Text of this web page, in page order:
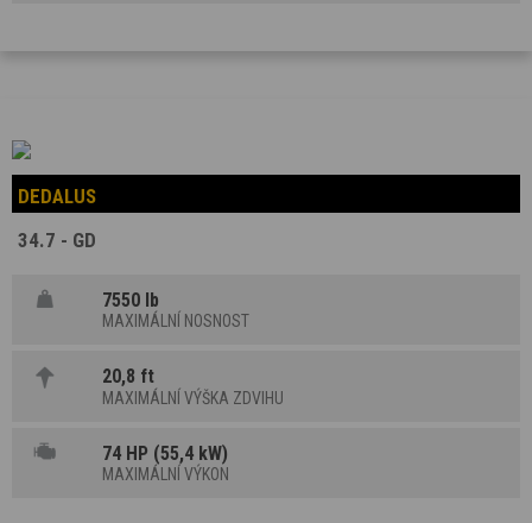
DEDALUS
34.7 - GD
7550 lb
MAXIMÁLNÍ NOSNOST
20,8 ft
MAXIMÁLNÍ VÝŠKA ZDVIHU
74 HP (55,4 kW)
MAXIMÁLNÍ VÝKON